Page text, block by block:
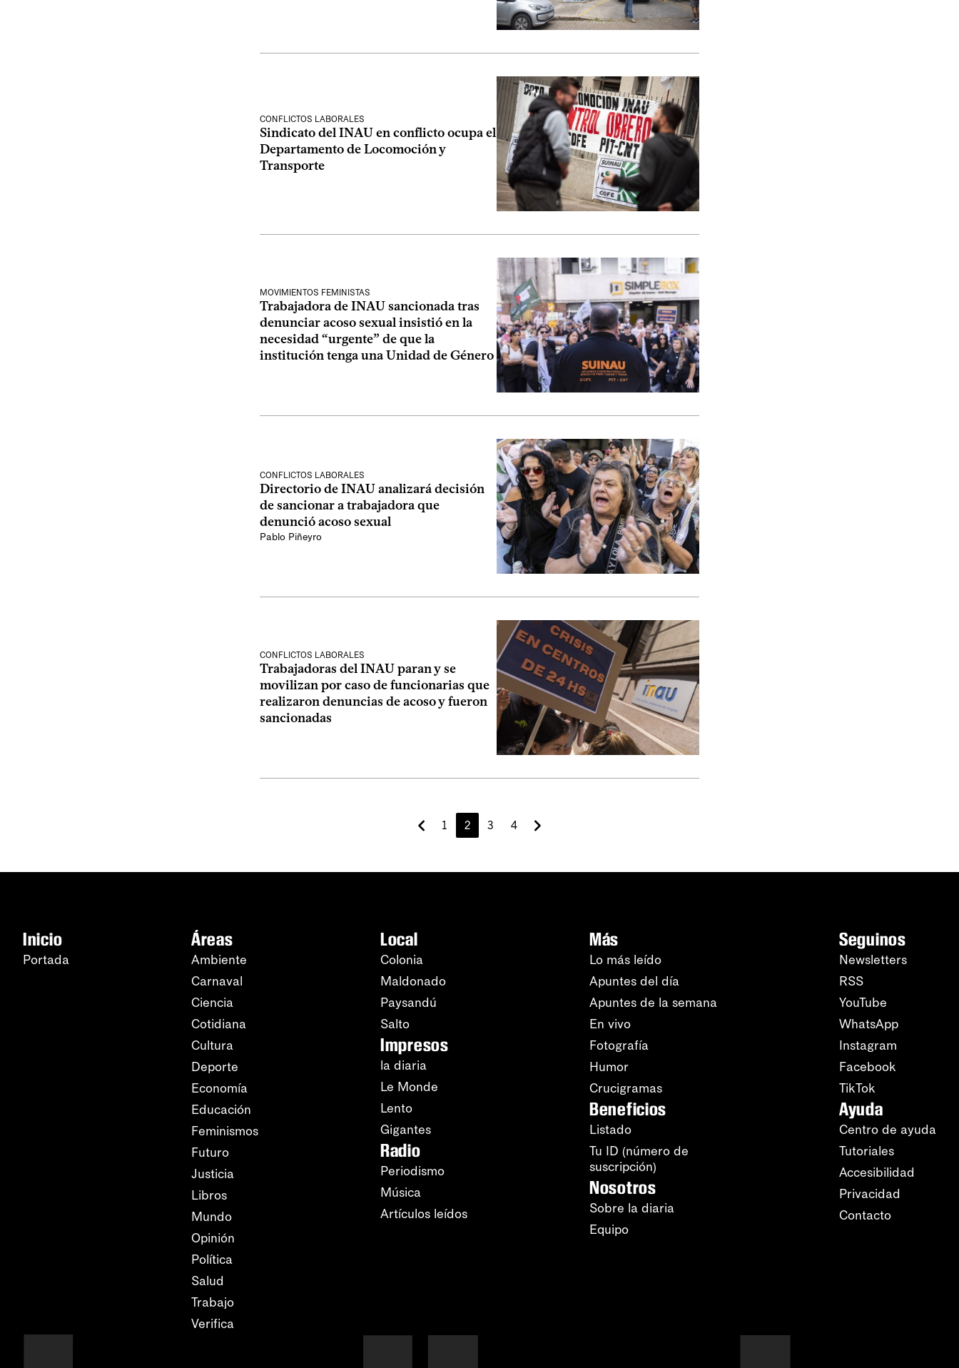
CONFLICTOS LABORALES
Sindicato del INAU en conflicto ocupa el
Departamento de Locomoción y
Transporte
MOVIMIENTOS FEMINISTAS
Trabajadora de INAU sancionada tras
denunciar acoso sexual insistió en la
necesidad “urgente” de que la
institución tenga una Unidad de Género
CONFLICTOS LABORALES
Directorio de INAU analizará decisión
de sancionar a trabajadora que
denunció acoso sexual
Pablo Piñeyro
CONFLICTOS LABORALES
Trabajadoras del INAU paran y se
movilizan por caso de funcionarias que
realizaron denuncias de acoso y fueron
sancionadas
1 2 3 4
Inicio
Portada
Áreas
Ambiente
Carnaval
Ciencia
Cotidiana
Cultura
Deporte
Economía
Educación
Feminismos
Futuro
Justicia
Libros
Mundo
Opinión
Política
Salud
Trabajo
Verifica
Local
Colonia
Maldonado
Paysandú
Salto
Impresos
la diaria
Le Monde
Lento
Gigantes
Radio
Periodismo
Música
Artículos leídos
Más
Lo más leído
Apuntes del día
Apuntes de la semana
En vivo
Fotografía
Humor
Crucigramas
Beneficios
Listado
Tu ID (número de
suscripción)
Nosotros
Sobre la diaria
Equipo
Seguinos
Newsletters
RSS
YouTube
WhatsApp
Instagram
Facebook
TikTok
Ayuda
Centro de ayuda
Tutoriales
Accesibilidad
Privacidad
Contacto